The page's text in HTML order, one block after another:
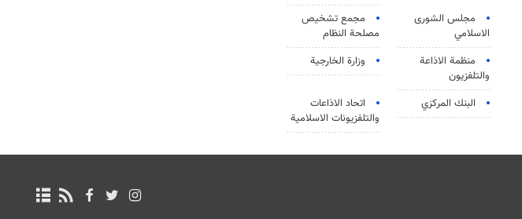
مجلس الشورى
الاسلامي
مجمع تشخيص
مصلحة النظام
منظمة الاذاعة
والتلفزیون
وزارة الخارجية
البنك المركزي
اتحاد الاذاعات
والتلفزيونات الاسلامية